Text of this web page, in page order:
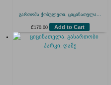
გართომა ქობულეთი, ციცინათელა...
₾170.00 Add to Cart